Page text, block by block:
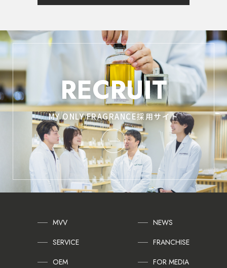
RECRUIT
MY ONLY FRAGRANCE採用サイト
MVV
SERVICE
OEM
NEWS
FRANCHISE
FOR MEDIA